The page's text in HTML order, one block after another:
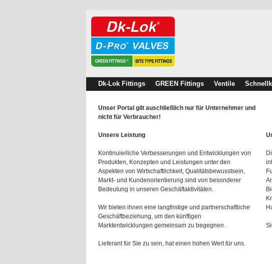
Dk-Lok Fittings GREEN Fittings Ventile
Unser Portal gilt auschließlich nur für Unternehmer und
nicht für Verbraucher!
Unsere Leistung
Kontinuierliche Verbesserungen und Entwicklungen von
Produkten, Konzepten und Leistungen unter den
Aspekten von Wirtschaftlichkeit, Qualitätsbewusstsein,
Markt- und Kundenorientierung sind von besonderer
Bedeutung in unseren Geschäftaktivitäten.
Wir bieten ihnen eine langfristige und partnerschaftliche
Geschäftbeziehung, um den künftigen
Marktentwicklungen gemeinsam zu begegnen.
Lieferant für Sie zu sein, hat einen hohen Wert für uns.